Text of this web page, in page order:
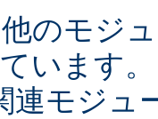
のモジ
います
連モジュ